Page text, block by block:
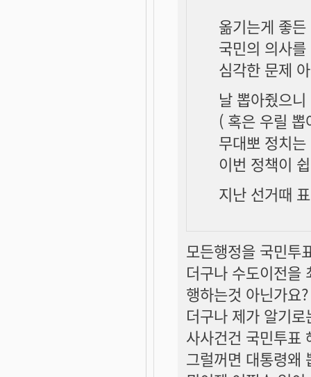
옮기는게 좋
국민의 의사
심각한 문제
날 뽑아줬으
( 혹은 우릴
무대뽀 정치
이번 정책이
지난 선거때
모든행정을 국민투
더구나 수도이전을
행하는것 아닌가요?
더구나 제가 알기
사사건건 국민투표
그럴꺼면 대통령왜